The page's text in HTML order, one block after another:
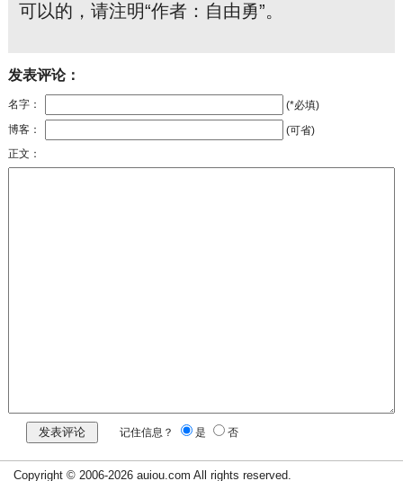
可以的，请注明“作者：自由勇”。
发表评论：
名字：
(*必填)
博客：
(可省)
正文：
记住信息？ 是 否
Copyright © 2006-2026 auiou.com All rights reserved.